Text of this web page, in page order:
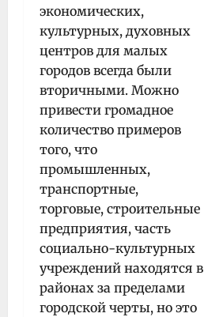
экономических,
культурных, духовных
центров для малых
городов всегда были
вторичными. Можно
привести громадное
количество примеров
того, что
промышленных,
транспортные,
торговые, строительные
предприятия, часть
социально-культурных
учреждений находятся в
районах за пределами
городской черты, но это